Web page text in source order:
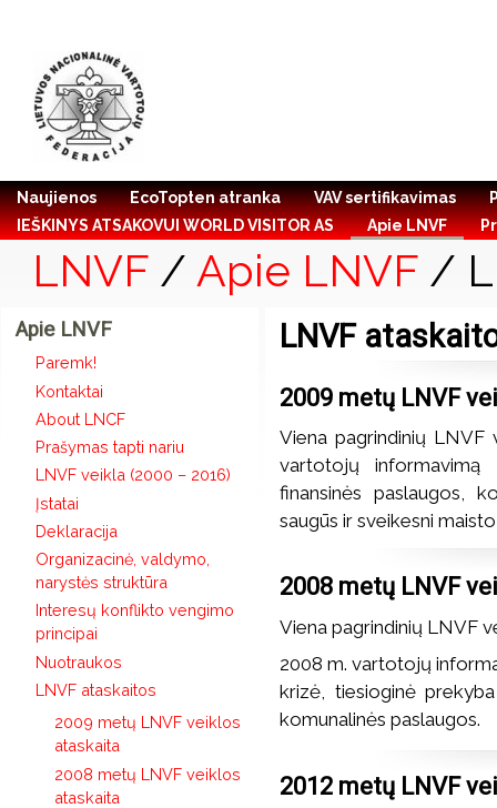
Naujienos EcoTopten atranka VAV sertifikavimas
IEŠKINYS ATSAKOVUI WORLD VISITOR AS
Apie LNVF
LNVF/ Apie LNVF/
Apie LNVF
Paremk!
Kontaktai
About LNCF
Prašymas tapti nariu
LNVF veikla (2000 – 2016)
Įstatai
Deklaracija
Organizacinė, valdymo,
narystės struktūra
Interesų konflikto vengimo
principai
Nuotraukos
LNVF ataskaitos
2009 metų LNVF veiklos
ataskaita
2008 metų LNVF veiklos
ataskaita
LNVF
2009 metų LNVF
Viena pagrindinių
vartotojų informavimą
finansinės paslaugos,
saugūs ir sveikesni
2008 metų LNVF
Viena pagrindinių LNVF
2008 m. vartotojų
krizė, tiesioginė
komunalinės paslaugos.
2012 metų LNVF